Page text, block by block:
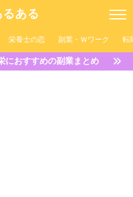
ある
栄養士の恋 副業・Ｗワーク 転
におすすめの副業まとめ